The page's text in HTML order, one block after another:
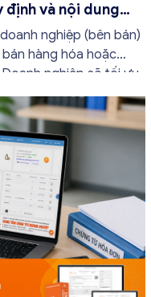
định và nội dung
nghiệp (bên bán)
hàng hóa hoặc
nghiệp sẽ tối ưu
án phạt hành